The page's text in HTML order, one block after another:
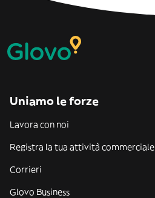
Uniamo le forze
Lavora con noi
Registra la tua attività commerciale
Corrieri
Glovo Business